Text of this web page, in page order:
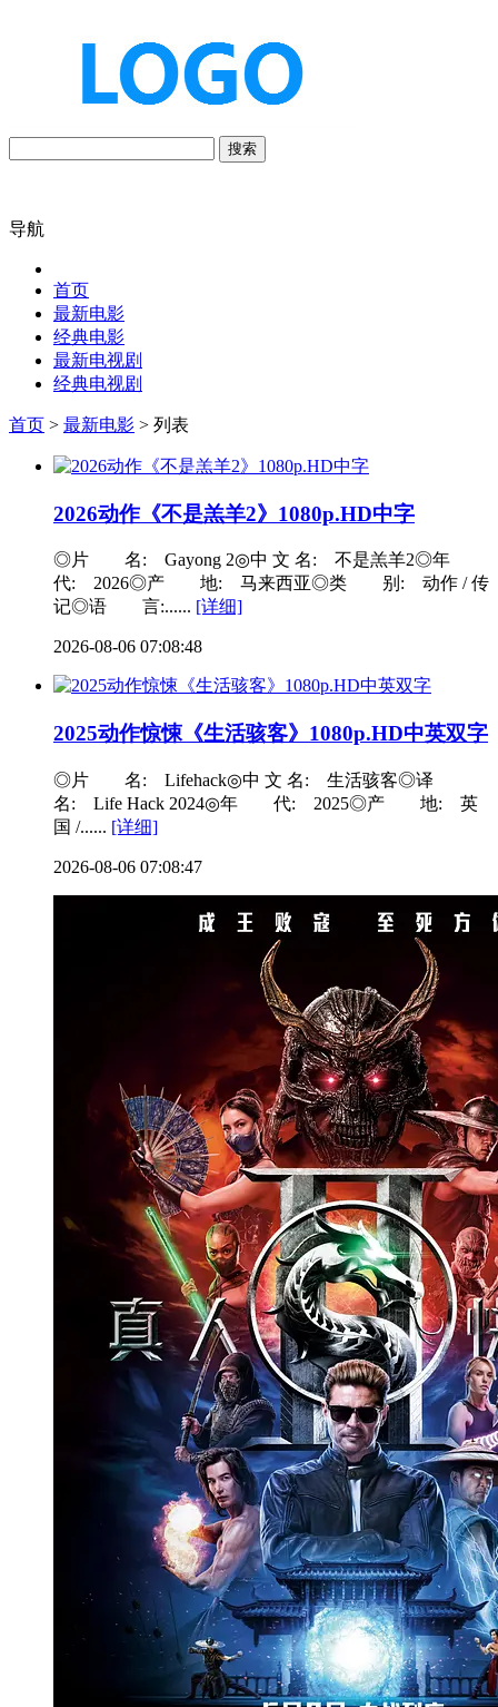
搜索
导航
首页
最新电影
经典电影
最新电视剧
经典电视剧
首页 > 最新电影 > 列表
2026动作《不是羔羊2》1080p.HD中字
◎片 名: Gayong 2◎中 文 名: 不是羔羊2◎年
代: 2026◎产 地: 马来西亚◎类 别: 动作 / 传
记◎语 言:...... [详细]
2026-08-06 07:08:48
2025动作惊悚《生活骇客》1080p.HD中英双字
◎片 名: Lifehack◎中 文 名: 生活骇客◎译
名: Life Hack 2024◎年 代: 2025◎产 地: 英
国 /...... [详细]
2026-08-06 07:08:47